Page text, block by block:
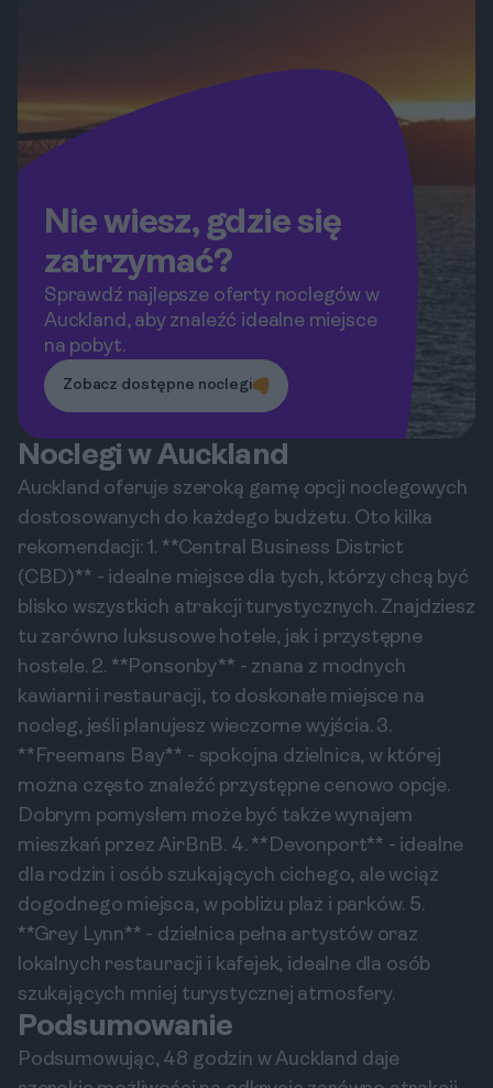
Nie wiesz, gdzie się
zatrzymać?
Sprawdź najlepsze oferty noclegów w
Auckland, aby znaleźć idealne miejsce
na pobyt.
Zobacz dostępne noclegi
Noclegi w Auckland
Auckland oferuje szeroką gamę opcji noclegowych
dostosowanych do każdego budżetu. Oto kilka
rekomendacji: 1. **Central Business District
(CBD)** - idealne miejsce dla tych, którzy chcą być
blisko wszystkich atrakcji turystycznych. Znajdziesz
tu zarówno luksusowe hotele, jak i przystępne
hostele. 2. **Ponsonby** - znana z modnych
kawiarni i restauracji, to doskonałe miejsce na
nocleg, jeśli planujesz wieczorne wyjścia. 3.
**Freemans Bay** - spokojna dzielnica, w której
można często znaleźć przystępne cenowo opcje.
Dobrym pomysłem może być także wynajem
mieszkań przez AirBnB. 4. **Devonport** - idealne
dla rodzin i osób szukających cichego, ale wciąż
dogodnego miejsca, w pobliżu plaż i parków. 5.
**Grey Lynn** - dzielnica pełna artystów oraz
lokalnych restauracji i kafejek, idealne dla osób
szukających mniej turystycznej atmosfery.
Podsumowanie
Podsumowując, 48 godzin w Auckland daje